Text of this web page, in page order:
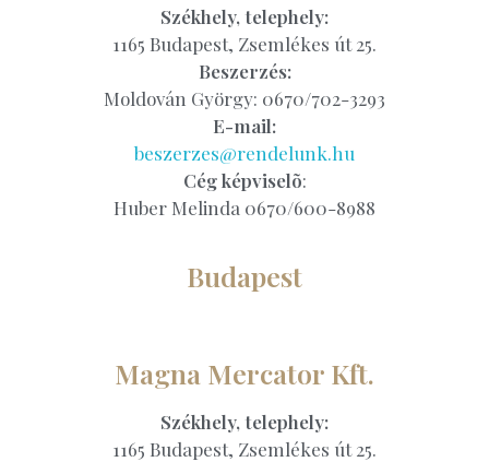
Székhely, telephely:
1165 Budapest, Zsemlékes út 25.
Beszerzés:
Moldován György: 0670/702-3293
E-mail:
beszerzes@rendelunk.hu
Cég képviselõ:
Huber Melinda 0670/600-8988
Budapest
Magna Mercator Kft.
Székhely, telephely:
1165 Budapest, Zsemlékes út 25.